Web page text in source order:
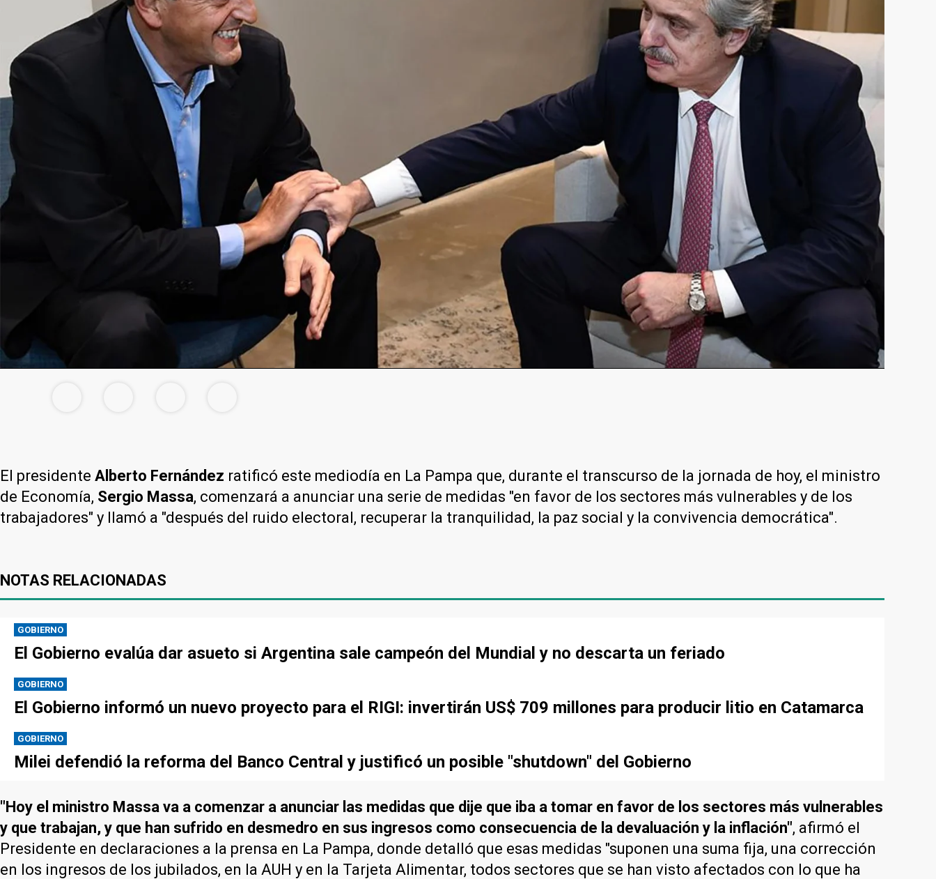
El presidente Alberto Fernández ratificó este mediodía en La Pampa que, durante el transcurso de la jornada de hoy, el ministro
de Economía, Sergio Massa, comenzará a anunciar una serie de medidas "en favor de los sectores más vulnerables y de los
trabajadores" y llamó a "después del ruido electoral, recuperar la tranquilidad, la paz social y la convivencia democrática".
NOTAS RELACIONADAS
GOBIERNO
El Gobierno evalúa dar asueto si Argentina sale campeón del Mundial y no descarta un feriado
GOBIERNO
El Gobierno informó un nuevo proyecto para el RIGI: invertirán US$ 709 millones para producir litio en Catamarca
GOBIERNO
Milei defendió la reforma del Banco Central y justificó un posible "shutdown" del Gobierno
"Hoy el ministro Massa va a comenzar a anunciar las medidas que dije que iba a tomar en favor de los sectores más vulnerables
y que trabajan, y que han sufrido en desmedro en sus ingresos como consecuencia de la devaluación y la inflación", afirmó el
Presidente en declaraciones a la prensa en La Pampa, donde detalló que esas medidas "suponen una suma fija, una corrección
en los ingresos de los jubilados, en la AUH y en la Tarjeta Alimentar, todos sectores que se han visto afectados con lo que ha